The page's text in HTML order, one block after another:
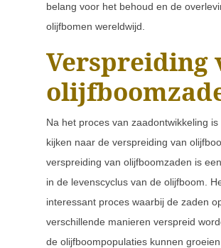
belang voor het behoud en de
olijfbomen wereldwijd.
Verspreiding
Na het proces van zaadontwikkeling
kijken naar de verspreiding van
verspreiding van olijfboomzaden is
in de levenscyclus van de olijfboom.
interessant proces waarbij de zaden
verschillende manieren verspreid
de olijfboompopulaties kunnen